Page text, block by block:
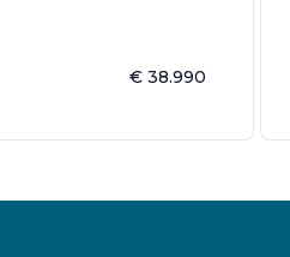
€ 38.990